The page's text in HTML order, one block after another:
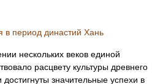
в период династий Хань
нескольких веков единой
расцвету культуры древнего
значительные успехи в